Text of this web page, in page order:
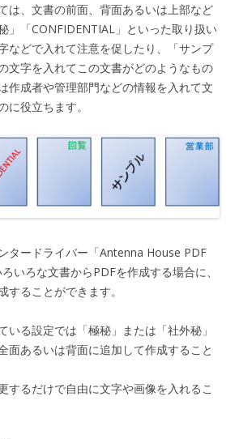
は、文書の前面、背面あるいは上部など
」「CONFIDENTIAL」といった取り扱い
などで入れて注意を促したり、「サンプ
文字を入れてこの文書がどのようなもの
作成者や管理部門などの情報を入れて文
に役立ちます。
タードライバー「Antenna House PDF
いろな文書からPDFを作成する場合に、
することができます。
いる設定では「極秘」または「社外秘」
面あるいは背面に追加して作成すること
するだけで自由に文字や画像を入れるこ